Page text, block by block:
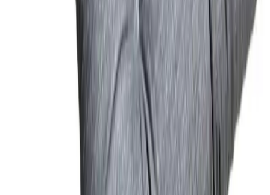
Bofigo Ağaç Kitaplık: Modern ve Şık Tasarımlı
Dayanıklı Depolama Ünitesi
Bofigo Ağaç Kitaplık, modern tasarımı, yüksek kalite malzemeleri
ve kolay montajıyla eviniz veya ofisiniz için ideal depolama
Daha fazla bilgi edinin